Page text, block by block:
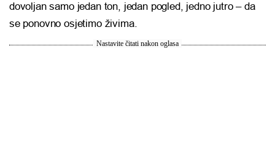
dovoljan samo jedan ton, jedan pogled, jedno jutro – da
se ponovno osjetimo živima.
Nastavite čitati nakon oglasa